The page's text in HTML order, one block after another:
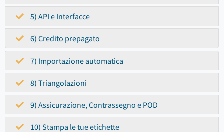
5) API e Interfacce
6) Credito prepagato
7) Importazione automatica
8) Triangolazioni
9) Assicurazione, Contrassegno e POD
10) Stampa le tue etichette